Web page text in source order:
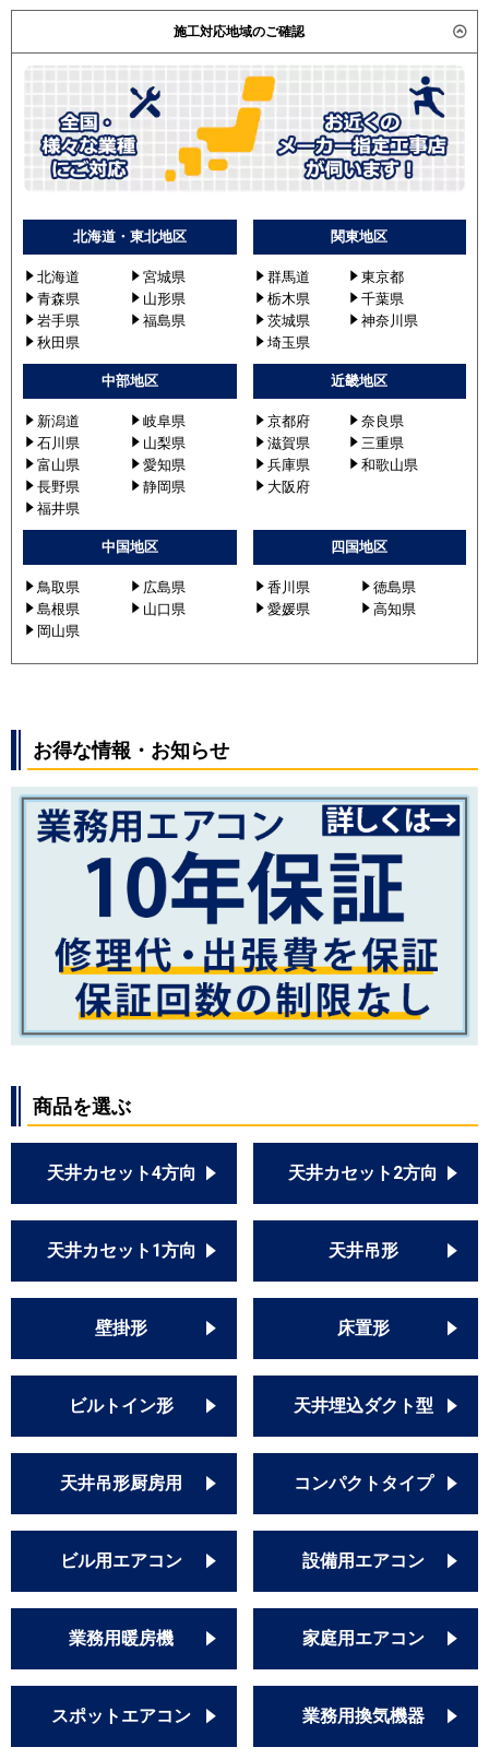
施工対応地域のご確認
北海道・東北地区
北海道
宮城県
青森県
山形県
岩手県
福島県
秋田県
関東地区
群馬道
東京都
栃木県
千葉県
茨城県
神奈川県
埼玉県
中部地区
新潟道
岐阜県
石川県
山梨県
富山県
愛知県
長野県
静岡県
福井県
近畿地区
京都府
奈良県
滋賀県
三重県
兵庫県
和歌山県
大阪府
中国地区
鳥取県
広島県
島根県
山口県
岡山県
四国地区
香川県
徳島県
愛媛県
高知県
お得な情報・お知らせ
商品を選ぶ
天井カセット4方向 天井カセット2方向
天井カセット1方向 天井吊形
壁掛形 床置形
ビルトイン形 天井埋込ダクト型
天井吊形厨房用 コンパクトタイプ
ビル用エアコン 設備用エアコン
業務用暖房機 家庭用エアコン
スポットエアコン 業務用換気機器